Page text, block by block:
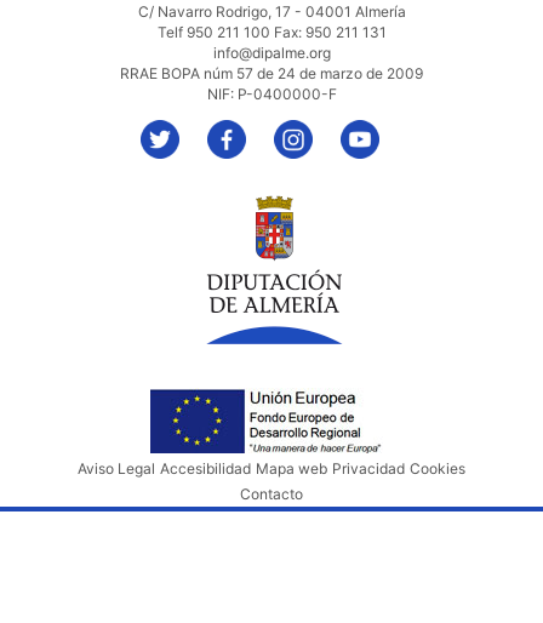
C/ Navarro Rodrigo, 17 - 04001 Almería
Telf 950 211 100 Fax: 950 211 131
info@dipalme.org
RRAE BOPA núm 57 de 24 de marzo de 2009
NIF: P-0400000-F
Aviso Legal Accesibilidad Mapa web Privacidad Cookies
Contacto